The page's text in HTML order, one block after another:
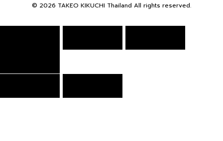
© 2026 TAKEO KIKUCHI Thailand All rights reserved.